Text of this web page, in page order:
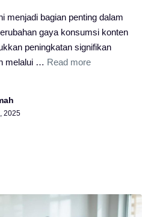
menjadi bagian penting dalam
gaya konsumsi konten
peningkatan signifikan
melalui … Read more
2025